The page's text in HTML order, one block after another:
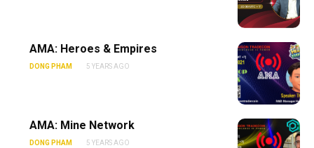
AMA: Heroes & Empires
DONG PHAM 5 YEARS AGO
AMA: Mine Network
DONG PHAM 5 YEARS AGO